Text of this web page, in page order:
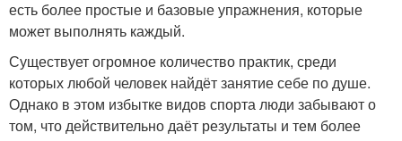
есть более простые и базовые упражнения, которые
может выполнять каждый.
Существует огромное количество практик, среди
которых любой человек найдёт занятие себе по душе.
Однако в этом избытке видов спорта люди забывают о
том, что действительно даёт результаты и тем более